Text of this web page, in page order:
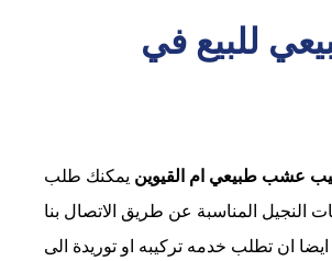
للبيع في
عشب طبيعي ام القيوين يمكنك طلب
النجيل المناسبة عن طريق الاتصال بنا
ان تطلب خدمه تركيبه او توريدة الى